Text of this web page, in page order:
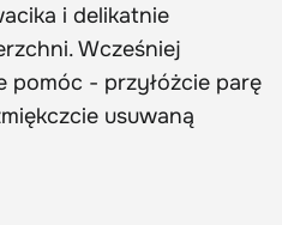
i delikatnie
Wcześniej
pomóc - przyłóżcie parę
usuwaną